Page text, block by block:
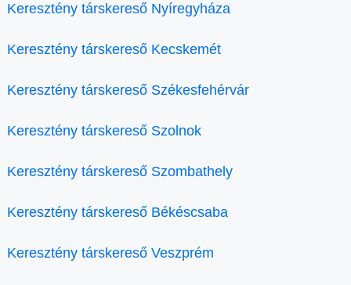
Keresztény társkereső Nyíregyháza
Keresztény társkereső Kecskemét
Keresztény társkereső Székesfehérvár
Keresztény társkereső Szolnok
Keresztény társkereső Szombathely
Keresztény társkereső Békéscsaba
Keresztény társkereső Veszprém